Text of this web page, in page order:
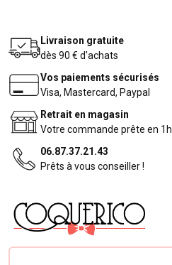
Livraison gratuite
dès 90 € d'achats
Vos paiements sécurisés
Visa, Mastercard, Paypal
Retrait en magasin
Votre commande prête en 1h
06.87.37.21.43
Prêts à vous conseiller !